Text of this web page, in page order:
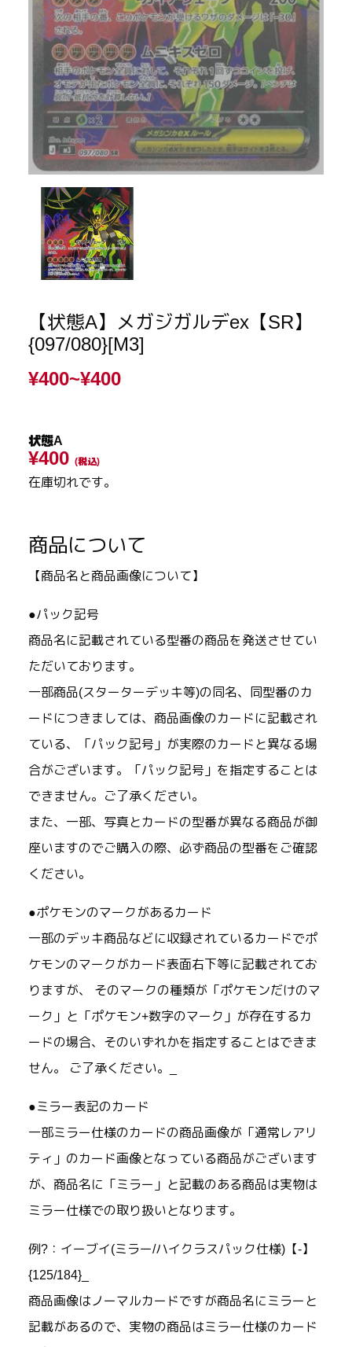
【状態A】メガジガルデex【SR】
{097/080}[M3]
¥400~¥400
状態A
¥400 (税込)
在庫切れです。
商品について
【商品名と商品画像について】
●パック記号
商品名に記載されている型番の商品を発送させてい
ただいております。
一部商品(スターターデッキ等)の同名、同型番のカ
ードにつきましては、商品画像のカードに記載され
ている、「パック記号」が実際のカードと異なる場
合がございます。「パック記号」を指定することは
できません。ご了承ください。
また、一部、写真とカードの型番が異なる商品が御
座いますのでご購入の際、必ず商品の型番をご確認
ください。
●ポケモンのマークがあるカード
一部のデッキ商品などに収録されているカードでポ
ケモンのマークがカード表面右下等に記載されてお
りますが、 そのマークの種類が「ポケモンだけのマ
ーク」と「ポケモン+数字のマーク」が存在するカ
ードの場合、そのいずれかを指定することはできま
せん。 ご了承ください。_
●ミラー表記のカード
一部ミラー仕様のカードの商品画像が「通常レアリ
ティ」のカード画像となっている商品がございます
が、商品名に「ミラー」と記載のある商品は実物は
ミラー仕様での取り扱いとなります。
例?：イーブイ(ミラー/ハイクラスパック仕様)【-】
{125/184}_
商品画像はノーマルカードですが商品名にミラーと
記載があるので、実物の商品はミラー仕様のカード